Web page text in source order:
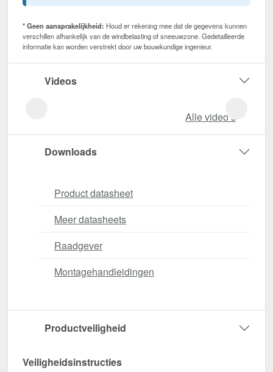
* Geen aansprakelijkheid: Houd er rekening mee dat de gegevens kunnen
verschillen afhankelijk van de windbelasting of sneeuwzone. Gedetailleerde
informatie kan worden verstrekt door uw bouwkundige ingenieur.
Videos
Alle video‘s
Downloads
Product datasheet
Meer datasheets
Raadgever
Montagehandleidingen
Productveiligheid
Veiligheidsinstructies